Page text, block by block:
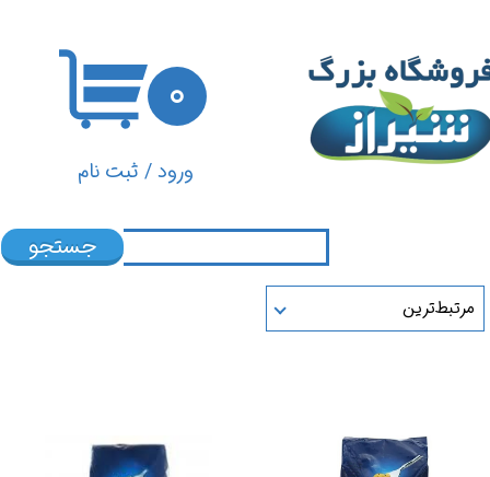
ورود/ ثبت نام
تغییر گذر واژه
سفارشات
۰
جستجو
مرتبط‌ترین